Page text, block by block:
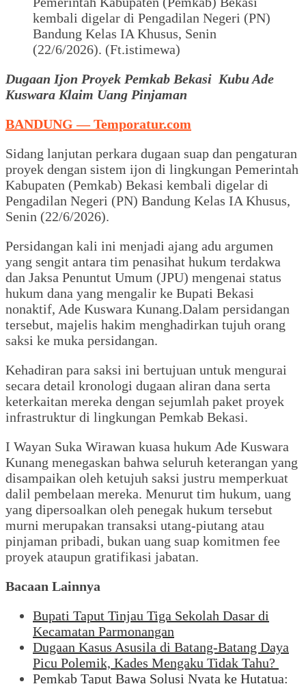
kembali digelar di Pengadilan Negeri (PN)
Bandung Kelas IA Khusus, Senin
(22/6/2026). (Ft.istimewa)
Dugaan Ijon Proyek Pemkab Bekasi Kubu Ade
Kuswara Klaim Uang Pinjaman
BANDUNG — Temporatur.com
Sidang lanjutan perkara dugaan suap dan pengaturan
proyek dengan sistem ijon di lingkungan Pemerintah
Kabupaten (Pemkab) Bekasi kembali digelar di
Pengadilan Negeri (PN) Bandung Kelas IA Khusus,
Senin (22/6/2026).
Persidangan kali ini menjadi ajang adu argumen
yang sengit antara tim penasihat hukum terdakwa
dan Jaksa Penuntut Umum (JPU) mengenai status
hukum dana yang mengalir ke Bupati Bekasi
nonaktif, Ade Kuswara Kunang.Dalam persidangan
tersebut, majelis hakim menghadirkan tujuh orang
saksi ke muka persidangan.
Kehadiran para saksi ini bertujuan untuk mengurai
secara detail kronologi dugaan aliran dana serta
keterkaitan mereka dengan sejumlah paket proyek
infrastruktur di lingkungan Pemkab Bekasi.
I Wayan Suka Wirawan kuasa hukum Ade Kuswara
Kunang menegaskan bahwa seluruh keterangan yang
disampaikan oleh ketujuh saksi justru memperkuat
dalil pembelaan mereka. Menurut tim hukum, uang
yang dipersoalkan oleh penegak hukum tersebut
murni merupakan transaksi utang-piutang atau
pinjaman pribadi, bukan uang suap komitmen fee
proyek ataupun gratifikasi jabatan.
Bacaan Lainnya
Bupati Taput Tinjau Tiga Sekolah Dasar di
Kecamatan Parmonangan
Dugaan Kasus Asusila di Batang-Batang Daya
Picu Polemik, Kades Mengaku Tidak Tahu?
Pemkab Taput Bawa Solusi Nyata ke Hutatua: